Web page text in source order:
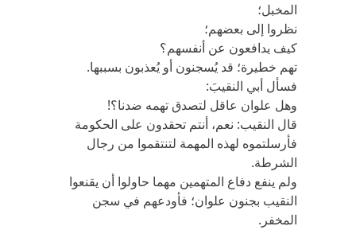
المخبل؛
نظروا إلى بعضهم؛
كيف يدافعون عن أنفسهم؟
تهم خطيرة؛ قد يُسجنون أو يُعذبون بسببها.
فسأل أبي النقيبَ:
وهل علوان عاقل لتصدق تهمه ضدنا؟!
قال النقيب: نعم، أنتم تحقدون على الحكومة
فأرسلتموه لهذه المهمة لتنتقموا من رجال
الشرطة.
ولم ينفع دفاع المتهمين مهما حاولوا أن يقنعوا
النقيب بجنون علوان؛ فأودعهم في سجن
المخفر.